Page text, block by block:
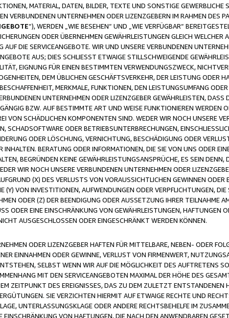
MATERIAL, DATEN, BILDER, TEXTE UND SONSTIGE
VERBUNDENEN UNTERNEHMEN ODER LIZENZGEBERN IM RAHMEN DES
“), WERDEN „WIE BESEHEN“ UND „WIE VERFÜGBAR“
ODER ÜBERNEHMEN GEWÄHRLEISTUNGEN GLEICH WELCHER
DIE SERVICEANGEBOTE. WIR UND UNSERE VERBUNDENEN
AUS; DIES SCHLIESST ETWAIGE STILLSCHWEIGENDE
EIGNUNG FÜR EINEN BESTIMMTEN VERWENDUNGSZWECK,
DEM ÜBLICHEN GESCHÄFTSVERKEHR, DER LEISTUNG ODER
MERKMALE, FUNKTIONEN, DEN LEISTUNGSUMFANG
UNTERNEHMEN ODER LIZENZGEBER GEWÄHRLEISTEN, DASS
BZW. AUF BESTIMMTE ART UND WEISE FUNKTIONIEREN WERDEN
VON SCHÄDLICHEN KOMPONENTEN SIND. WEDER WIR NOCH UNSERE
SCHADSOFTWARE ODER BETRIEBSUNTERBRECHUNGEN,
ODER LÖSCHUNG, VERNICHTUNG, BESCHÄDIGUNG ODER
BERATUNG ODER INFORMATIONEN, DIE SIE VON UNS ODER
BEGRÜNDEN KEINE GEWÄHRLEISTUNGSANSPRÜCHE, ES SEIN DENN,
WIR NOCH UNSERE VERBUNDENEN UNTERNEHMEN ODER
(X) DES VERLUSTS VON VORAUSSICHTLICHEN GEWINNEN
(Y) VON INVESTITIONEN, AUFWENDUNGEN ODER VERPFLICHTUNGEN,
ODER (Z) DER BEENDIGUNG ODER AUSSETZUNG IHRER TEILNAHME
ODER EINE EINSCHRÄNKUNG VON GEWÄHRLEISTUNGEN, HAFTUNGEN
AUSGESCHLOSSEN ODER EINGESCHRÄNKT WERDEN KÖNNEN.
ODER LIZENZGEBER HAFTEN FÜR MITTELBARE, NEBEN- ODER
EINNAHMEN ODER GEWINNE, VERLUST VON FIRMENWERT,
SELBST WENN WIR AUF DIE MÖGLICHKEIT DES AUFTRETENS
MIT DEN SERVICEANGEBOTEN MAXIMAL DER HÖHE DES
ZEITPUNKT DES EREIGNISSES, DAS ZU DEM ZULETZT ENTSTANDENEN
SIE VERZICHTEN HIERMIT AUF ETWAIGE RECHTE UND
UNTERLASSUNGSKLAGE ODER ANDERE RECHTSBEHELFE IM
VON HAFTUNGEN, DIE NACH DEN ANWENDBAREN